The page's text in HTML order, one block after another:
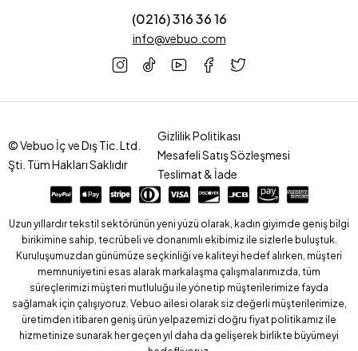
(0216) 316 36 16
info@vebuo.com
© Vebuo İç ve Dış Tic. Ltd.
Şti. Tüm Hakları Saklıdır
Gizlilik Politikası
Mesafeli Satış Sözleşmesi
Teslimat & İade
Uzun yıllardır tekstil sektörünün yeni yüzü olarak, kadın giyimde geniş bilgi
birikimine sahip, tecrübeli ve donanımlı ekibimiz ile sizlerle buluştuk.
Kuruluşumuzdan günümüze seçkinliği ve kaliteyi hedef alırken, müşteri
memnuniyetini esas alarak markalaşma çalışmalarımızda, tüm
süreçlerimizi müşteri mutluluğu ile yönetip müşterilerimize fayda
sağlamak için çalışıyoruz. Vebuo ailesi olarak siz değerli müşterilerimize,
üretimden itibaren geniş ürün yelpazemizi doğru fiyat politikamız ile
hizmetinize sunarak her geçen yıl daha da gelişerek birlikte büyümeyi